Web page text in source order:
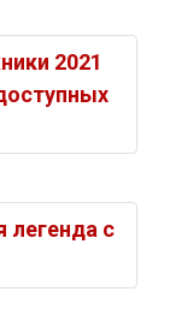
2021
легенда с